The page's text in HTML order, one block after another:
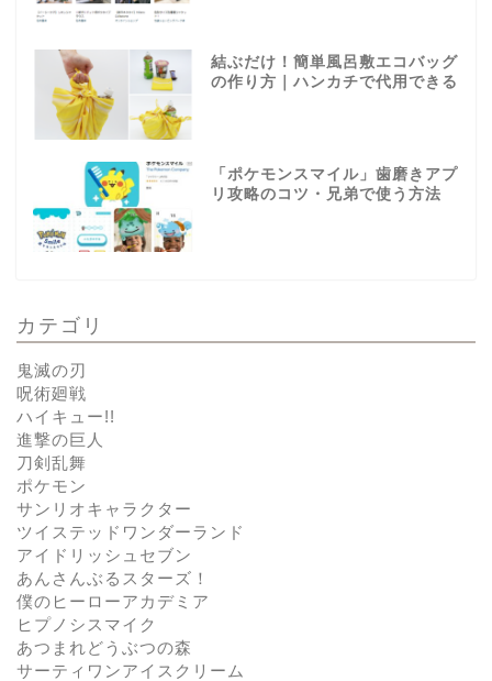
結ぶだけ！簡単風呂敷エコバッグ
の作り方｜ハンカチで代用できる
「ポケモンスマイル」歯磨きアプ
リ攻略のコツ・兄弟で使う方法
カテゴリ
鬼滅の刃
呪術廻戦
ハイキュー!!
進撃の巨人
刀剣乱舞
ポケモン
サンリオキャラクター
ツイステッドワンダーランド
アイドリッシュセブン
あんさんぶるスターズ！
僕のヒーローアカデミア
ヒプノシスマイク
あつまれどうぶつの森
サーティワンアイスクリーム